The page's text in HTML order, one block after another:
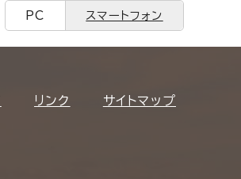
PC スマートフォン
リンク サイトマップ